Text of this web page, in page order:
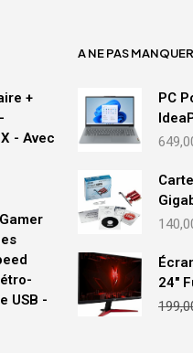
+
- Avec
USB -
A NE PAS MANQUER
PC
24"